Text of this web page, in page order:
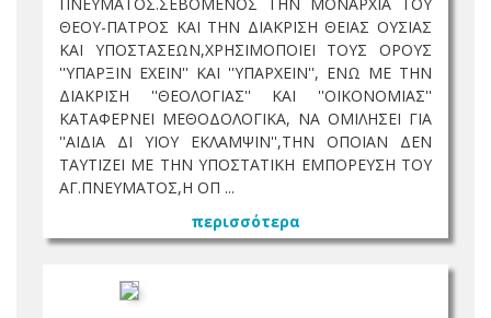
ΘΕΟΥ-ΠΑΤΡΟΣ ΚΑΙ ΤΗΝ ΔΙΑΚΡΙΣΗ ΘΕΙΑΣ ΟΥΣΙΑΣ
ΚΑΙ ΥΠΟΣΤΑΣΕΩΝ,ΧΡΗΣΙΜΟΠΟΙΕΙ ΤΟΥΣ ΟΡΟΥΣ
''ΥΠΑΡΞΙΝ ΕΧΕΙΝ'' ΚΑΙ ''ΥΠΑΡΧΕΙΝ'', ΕΝΩ ΜΕ ΤΗΝ
ΔΙΑΚΡΙΣΗ ''ΘΕΟΛΟΓΙΑΣ'' ΚΑΙ ''ΟΙΚΟΝΟΜΙΑΣ''
ΚΑΤΑΦΕΡΝΕΙ ΜΕΘΟΔΟΛΟΓΙΚΑ, ΝΑ ΟΜΙΛΗΣΕΙ ΓΙΑ
''ΑΙΔΙΑ ΔΙ ΥΙΟΥ ΕΚΛΑΜΨΙΝ'',ΤΗΝ ΟΠΟΙΑΝ ΔΕΝ
ΤΑΥΤΙΖΕΙ ΜΕ ΤΗΝ ΥΠΟΣΤΑΤΙΚΗ ΕΜΠΟΡΕΥΣΗ ΤΟΥ
ΑΓ.ΠΝΕΥΜΑΤΟΣ,Η ΟΠ ...
περισσότερα